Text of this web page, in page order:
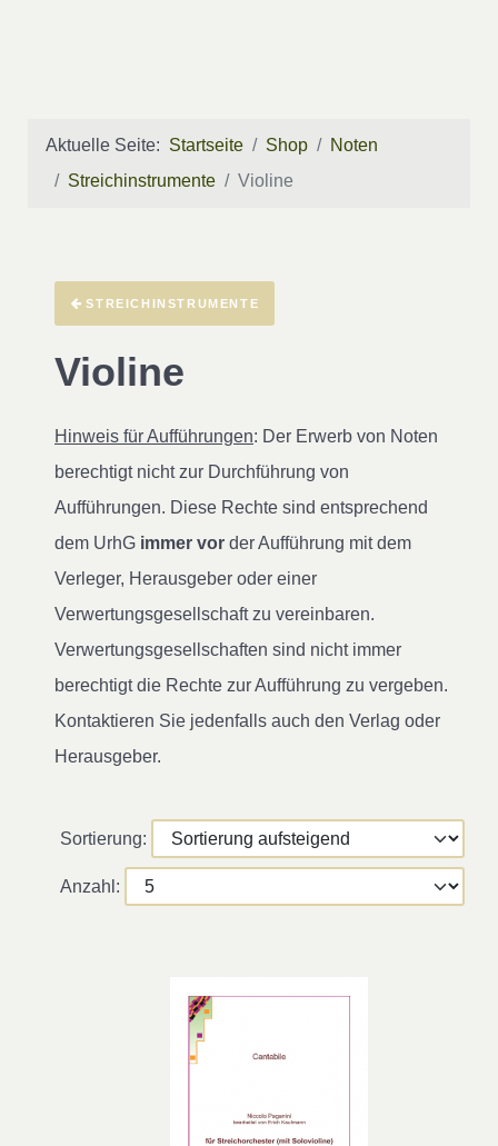
Aktuelle Seite: Startseite Shop
Noten
Streichinstrumente
Violine
STREICHINSTRUMENTE
Violine
Hinweis für Aufführungen: Der Erwerb von Noten
berechtigt nicht zur Durchführung von
Aufführungen. Diese Rechte sind entsprechend
dem UrhG immer vor der Aufführung mit dem
Verleger, Herausgeber oder einer
Verwertungsgesellschaft zu vereinbaren.
Verwertungsgesellschaften sind nicht immer
berechtigt die Rechte zur Aufführung zu vergeben.
Kontaktieren Sie jedenfalls auch den Verlag oder
Herausgeber.
Sortierung:
Anzahl: